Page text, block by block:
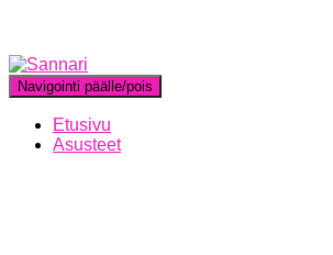
Navigointi päälle/pois
Etusivu
Asusteet